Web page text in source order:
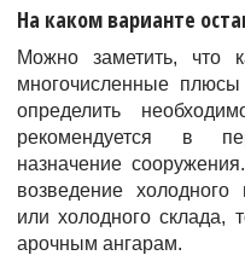
На каком варианте
Можно заметить, что
многочисленные
определить
рекомендуется в
назначение
возведение
или холодного склада,
арочным ангарам.